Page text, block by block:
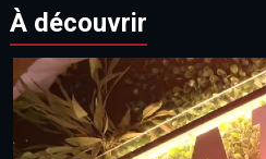
À découvrir